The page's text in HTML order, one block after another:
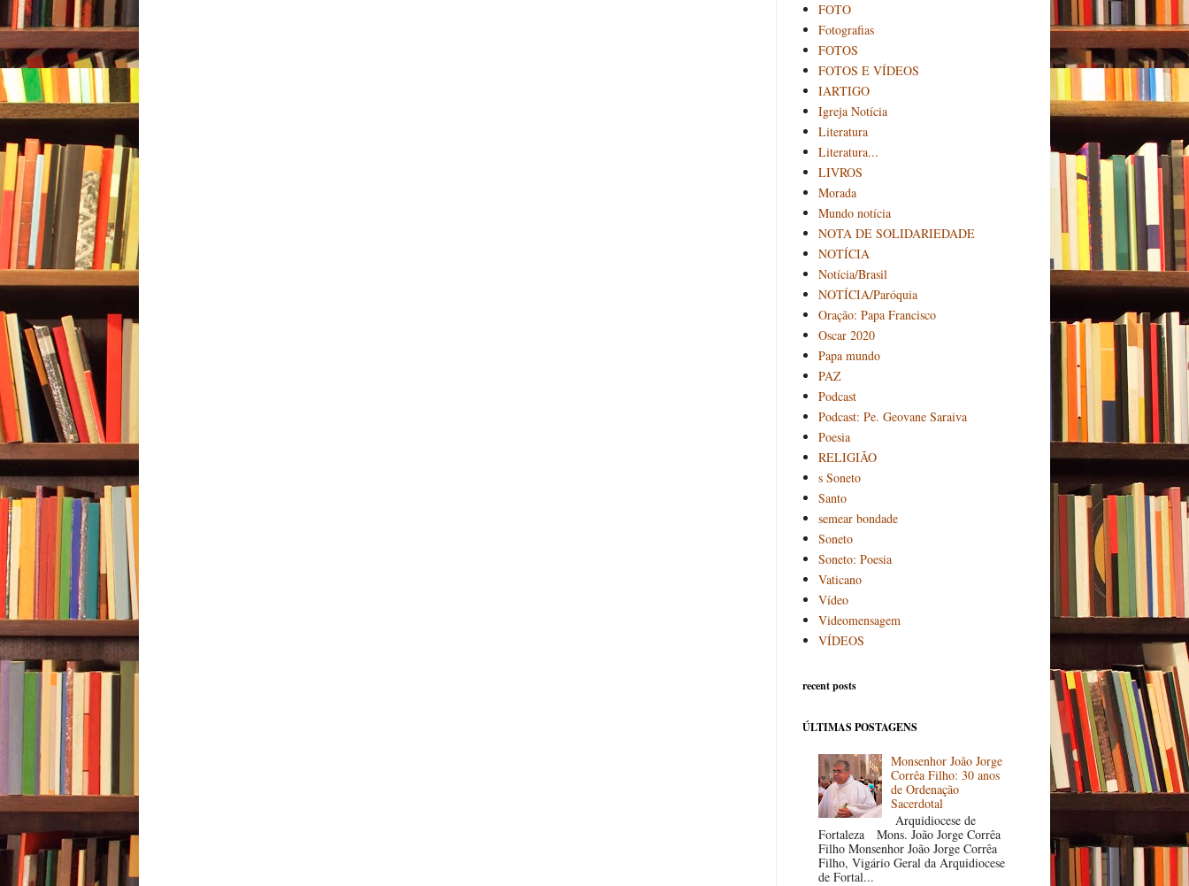
FOTO
Fotografias
FOTOS
FOTOS E VÍDEOS
IARTIGO
Igreja Notícia
Literatura
Literatura...
LIVROS
Morada
Mundo notícia
NOTA DE SOLIDARIEDADE
NOTÍCIA
Notícia/Brasil
NOTÍCIA/Paróquia
Oração: Papa Francisco
Oscar 2020
Papa mundo
PAZ
Podcast
Podcast: Pe. Geovane Saraiva
Poesia
RELIGIÃO
s Soneto
Santo
semear bondade
Soneto
Soneto: Poesia
Vaticano
Vídeo
Videomensagem
VÍDEOS
recent posts
ÚLTIMAS POSTAGENS
Monsenhor João Jorge
Corrêa Filho: 30 anos
de Ordenação
Sacerdotal
Arquidiocese de
Fortaleza Mons. João Jorge Corrêa
Filho Monsenhor João Jorge Corrêa
Filho, Vigário Geral da Arquidiocese
de Fortal...